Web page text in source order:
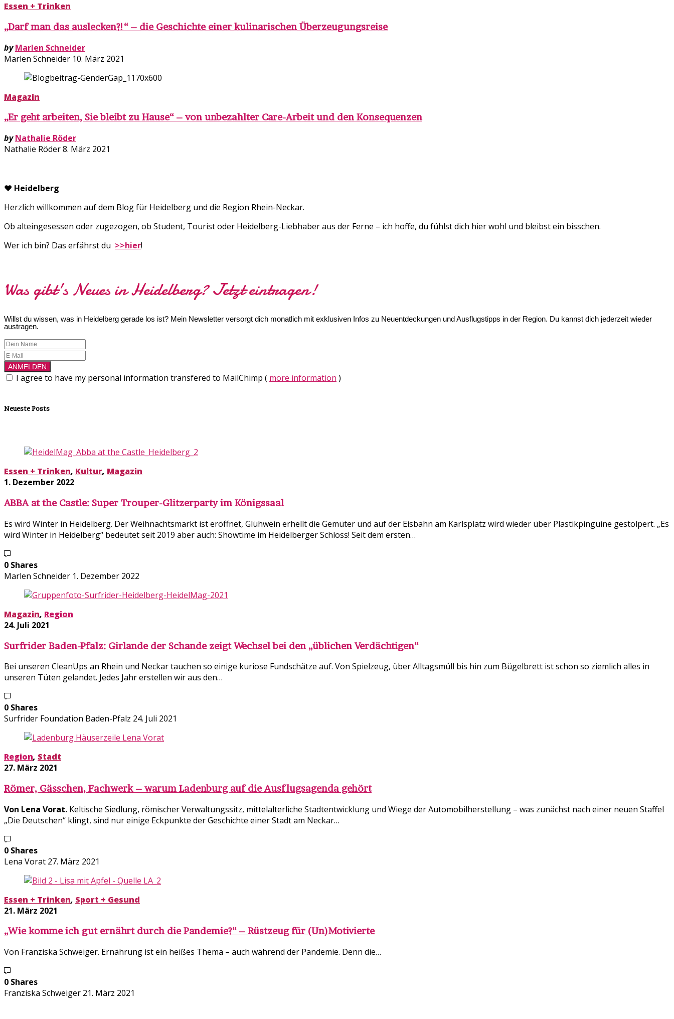
Essen + Trinken
„Darf man das auslecken?!“ – die Geschichte einer kulinarischen Überzeugungsreise
by Marlen Schneider
Marlen Schneider 10. März 2021
Magazin
„Er geht arbeiten, Sie bleibt zu Hause“ – von unbezahlter Care-Arbeit und den Konsequenzen
by Nathalie Röder
Nathalie Röder8. März 2021
♥ Heidelberg
Herzlich willkommen auf dem Blog für Heidelberg und die Region Rhein-Neckar.
Ob alteingesessen oder zugezogen, ob Student, Tourist oder Heidelberg-Liebhaber aus der Ferne – ich hoffe, du fühlst dich hier wohl und bleibst ein bisschen.
Wer ich bin? Das erfährst du >>hier!
Was gibt's Neues in Heidelberg? Jetzt eintragen!
Willst du wissen, was in Heidelberg gerade los ist? Mein Newsletter versorgt dich monatlich mit exklusiven Infos zu Neuentdeckungen und Ausflugstipps in der Region. Du kannst dich jederzeit wieder
austragen.
I agree to have my personal information transfered to MailChimp ( more information )
Neueste Posts
Essen + Trinken, Kultur, Magazin
1. Dezember 2022
ABBA at the Castle: Super Trouper-Glitzerparty im Königssaal
Es wird Winter in Heidelberg. Der Weihnachtsmarkt ist eröffnet, Glühwein erhellt die Gemüter und auf der Eisbahn am Karlsplatz wird wieder über Plastikpinguine gestolpert. „Es
wird Winter in Heidelberg“ bedeutet seit 2019 aber auch: Showtime im Heidelberger Schloss! Seit dem ersten…
0 Shares
Marlen Schneider 1. Dezember 2022
Magazin, Region
24. Juli 2021
Surfrider Baden-Pfalz: Girlande der Schande zeigt Wechsel bei den „üblichen Verdächtigen“
Bei unseren CleanUps an Rhein und Neckar tauchen so einige kuriose Fundschätze auf. Von Spielzeug, über Alltagsmüll bis hin zum Bügelbrett ist schon so ziemlich alles in
unseren Tüten gelandet. Jedes Jahr erstellen wir aus den…
0 Shares
Surfrider Foundation Baden-Pfalz 24. Juli 2021
Region, Stadt
27. März 2021
Römer, Gässchen, Fachwerk – warum Ladenburg auf die Ausflugsagenda gehört
Von Lena Vorat. Keltische Siedlung, römischer Verwaltungssitz, mittelalterliche Stadtentwicklung und Wiege der Automobilherstellung – was zunächst nach einer neuen Staffel
„Die Deutschen“ klingt, sind nur einige Eckpunkte der Geschichte einer Stadt am Neckar…
0 Shares
Lena Vorat 27. März 2021
Essen + Trinken, Sport + Gesund
21. März 2021
„Wie komme ich gut ernährt durch die Pandemie?“ – Rüstzeug für (Un)Motivierte
Von Franziska Schweiger. Ernährung ist ein heißes Thema – auch während der Pandemie. Denn die…
0 Shares
Franziska Schweiger 21. März 2021